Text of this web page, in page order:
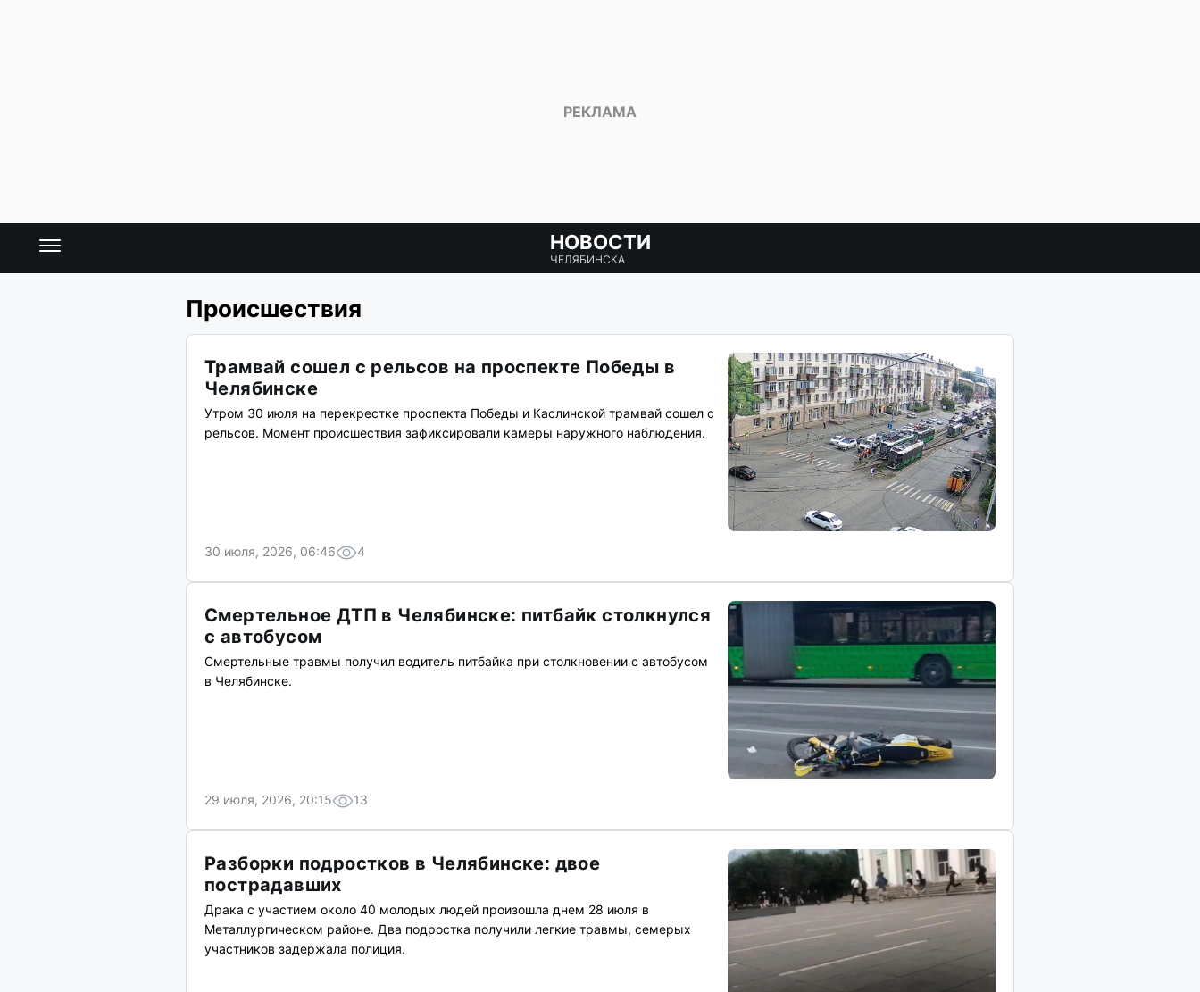
НОВОСТИ
ЧЕЛЯБИНСКА
Происшествия
Трамвай сошел с рельсов на проспекте Победы в
Челябинске
Утром 30 июля на перекрестке проспекта Победы и Каслинской трамвай сошел с
рельсов. Момент происшествия зафиксировали камеры наружного наблюдения.
30 июля, 2026, 06:46 4
Смертельное ДТП в Челябинске: питбайк столкнулся
с автобусом
Смертельные травмы получил водитель питбайка при столкновении с автобусом
в Челябинске.
29 июля, 2026, 20:15 13
Разборки подростков в Челябинске: двое
пострадавших
Драка с участием около 40 молодых людей произошла днем 28 июля в
Металлургическом районе. Два подростка получили легкие травмы, семерых
участников задержала полиция.